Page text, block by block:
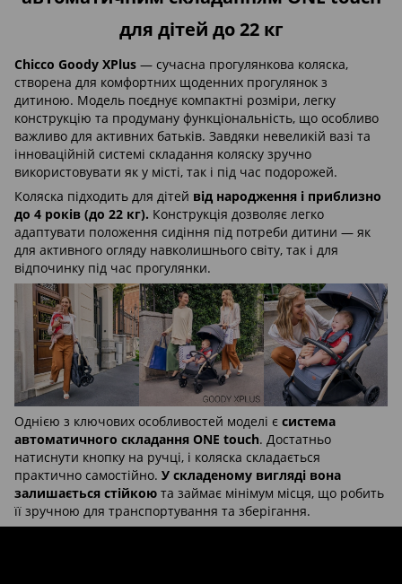
для дітей до 22 кг
Chicco Goody XPlus — сучасна прогулянкова коляска,
створена для комфортних щоденних прогулянок з
дитиною. Модель поєднує компактні розміри, легку
конструкцію та продуману функціональність, що особливо
важливо для активних батьків. Завдяки невеликій вазі та
інноваційній системі складання коляску зручно
використовувати як у місті, так і під час подорожей.
Коляска підходить для дітей від народження і приблизно
до 4 років (до 22 кг). Конструкція дозволяє легко
адаптувати положення сидіння під потреби дитини — як
для активного огляду навколишнього світу, так і для
відпочинку під час прогулянки.
Однією з ключових особливостей моделі є система
автоматичного складання ONE touch. Достатньо
натиснути кнопку на ручці, і коляска складається
практично самостійно. У складеному вигляді вона
залишається стійкою та займає мінімум місця, що робить
її зручною для транспортування та зберігання.